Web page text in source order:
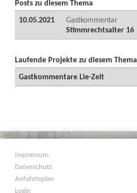
Posts zu diesem Thema
10.05.2021
Gastkommentar
Stimmrechtsalter 16
Laufende Projekte zu diesem Thema
Gastkommentare Lie-Zeit
Impressum
Datenschutz
Anfahrtsplan
Login